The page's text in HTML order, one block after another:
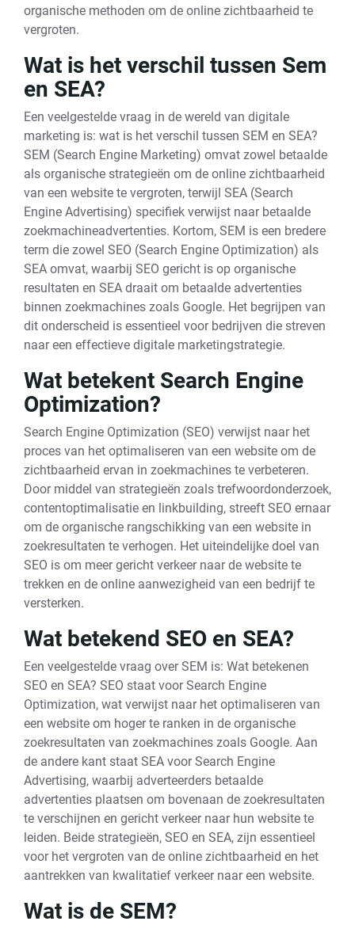
organische methoden om de online zichtbaarheid te
vergroten.
Wat is het verschil tussen Sem
en SEA?
Een veelgestelde vraag in de wereld van digitale
marketing is: wat is het verschil tussen SEM en SEA?
SEM (Search Engine Marketing) omvat zowel betaalde
als organische strategieën om de online zichtbaarheid
van een website te vergroten, terwijl SEA (Search
Engine Advertising) specifiek verwijst naar betaalde
zoekmachineadvertenties. Kortom, SEM is een bredere
term die zowel SEO (Search Engine Optimization) als
SEA omvat, waarbij SEO gericht is op organische
resultaten en SEA draait om betaalde advertenties
binnen zoekmachines zoals Google. Het begrijpen van
dit onderscheid is essentieel voor bedrijven die streven
naar een effectieve digitale marketingstrategie.
Wat betekent Search Engine
Optimization?
Search Engine Optimization (SEO) verwijst naar het
proces van het optimaliseren van een website om de
zichtbaarheid ervan in zoekmachines te verbeteren.
Door middel van strategieën zoals trefwoordonderzoek,
contentoptimalisatie en linkbuilding, streeft SEO ernaar
om de organische rangschikking van een website in
zoekresultaten te verhogen. Het uiteindelijke doel van
SEO is om meer gericht verkeer naar de website te
trekken en de online aanwezigheid van een bedrijf te
versterken.
Wat betekend SEO en SEA?
Een veelgestelde vraag over SEM is: Wat betekenen
SEO en SEA? SEO staat voor Search Engine
Optimization, wat verwijst naar het optimaliseren van
een website om hoger te ranken in de organische
zoekresultaten van zoekmachines zoals Google. Aan
de andere kant staat SEA voor Search Engine
Advertising, waarbij adverteerders betaalde
advertenties plaatsen om bovenaan de zoekresultaten
te verschijnen en gericht verkeer naar hun website te
leiden. Beide strategieën, SEO en SEA, zijn essentieel
voor het vergroten van de online zichtbaarheid en het
aantrekken van kwalitatief verkeer naar een website.
Wat is de SEM?